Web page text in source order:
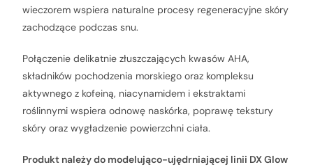
wieczorem wspiera naturalne procesy regeneracyjne skóry
zachodzące podczas snu.
Połączenie delikatnie złuszczających kwasów AHA,
składników pochodzenia morskiego oraz kompleksu
aktywnego z kofeiną, niacynamidem i ekstraktami
roślinnymi wspiera odnowę naskórka, poprawę tekstury
skóry oraz wygładzenie powierzchni ciała.
Produkt należy do modelująco-ujędrniającej linii DX Glow